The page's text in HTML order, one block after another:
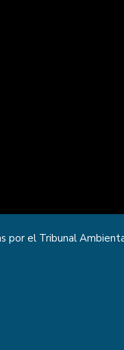
por el Tribunal